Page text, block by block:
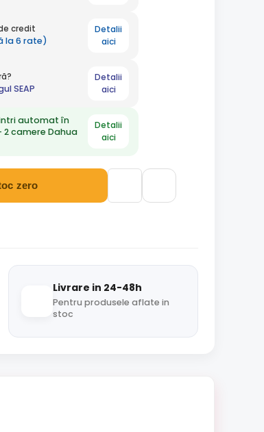
credit
la 6 rate)
Detalii
aici
SEAP
Detalii
aici
automat în
camere Dahua
Detalii
aici
zero
Livrare in 24-48h
Pentru produsele aflate in
stoc